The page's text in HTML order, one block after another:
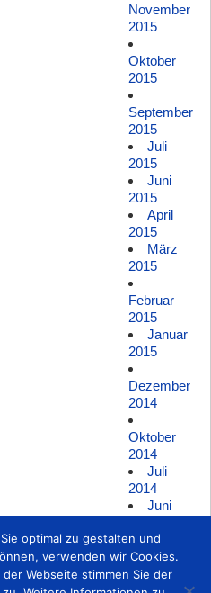
November
2015
Oktober
2015
September
2015
Juli
2015
Juni
2015
April
2015
März
2015
Februar
2015
Januar
2015
Dezember
2014
Oktober
2014
Juli
2014
Juni
Mai
2014
März
optimal zu gestalten und
verwenden wir Cookies.
Webseite stimmen Sie der